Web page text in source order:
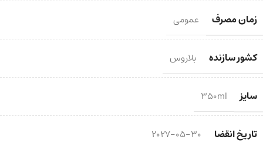
زمان مصرف عمومی
کشور سازنده بلاروس
سایز 350ml
تاریخ انقضا 2027-05-30